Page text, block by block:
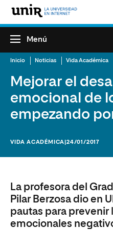
Menú
Inicio Noticias Vida Académica
Mejorar el
emocional de
empezando
VIDA ACADÉMICA |24/01/2017
La profesora del
Pilar Berzosa dio en
pautas para prevenir
emocionales